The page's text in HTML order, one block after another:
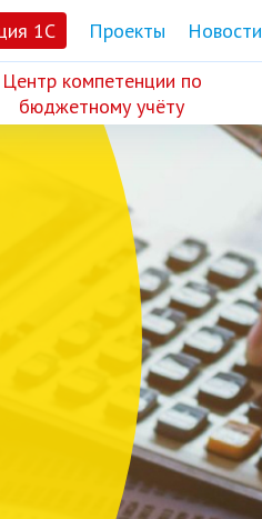
1С Проекты Новости
Центр компетенции по
бюджетному учёту